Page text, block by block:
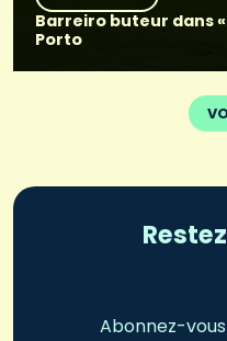
Barreiro buteur dans
Porto
Abonnez-